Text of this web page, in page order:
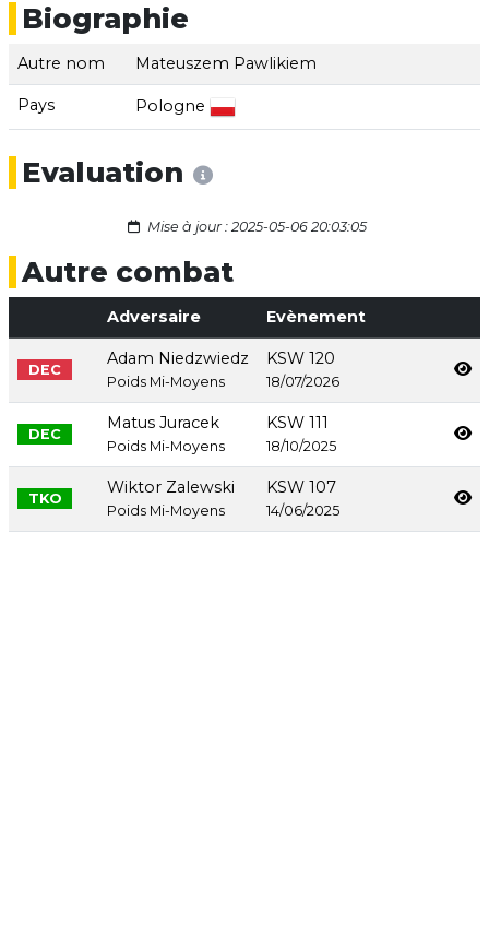
Biographie
Autre nom Mateuszem Pawlikiem
Pays Pologne
Evaluation
Mise à jour : 2025-05-06 20:03:05
Autre combat
Adversaire Evènement
DEC
Adam Niedzwiedz
Poids Mi-Moyens
KSW 120
18/07/2026
DEC
Matus Juracek
Poids Mi-Moyens
KSW 111
18/10/2025
TKO
Wiktor Zalewski
Poids Mi-Moyens
KSW 107
14/06/2025